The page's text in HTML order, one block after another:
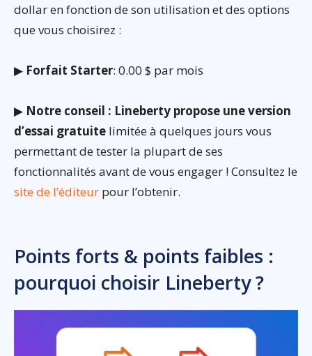
dollar en fonction de son utilisation et des options
que vous choisirez :
▶ Forfait Starter: 0.00 $ par mois
▶ Notre conseil : Lineberty propose une version
d’essai gratuite limitée à quelques jours vous
permettant de tester la plupart de ses
fonctionnalités avant de vous engager ! Consultez le
site de l’éditeur pour l’obtenir.
Points forts & points faibles :
pourquoi choisir Lineberty ?